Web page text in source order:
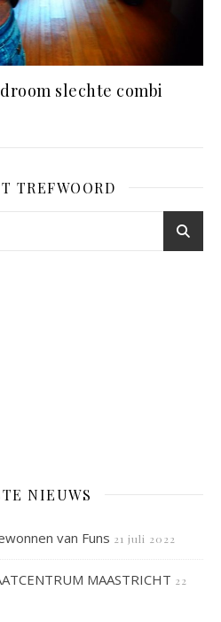
slechte combi
TREFWOORD
NIEUWS
van Funs 21 juli 2022
MAASTRICHT 22